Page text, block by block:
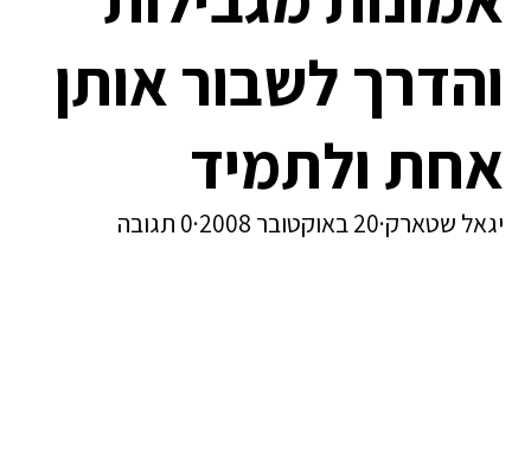
והדרך לשבור אותן
אחת ולתמיד
יגאל שטארק·20 באוקטובר 2008 ·0 תגובה